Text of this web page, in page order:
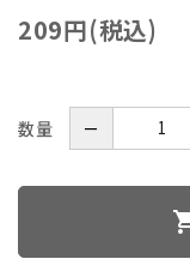
209円(税込)
数量 －